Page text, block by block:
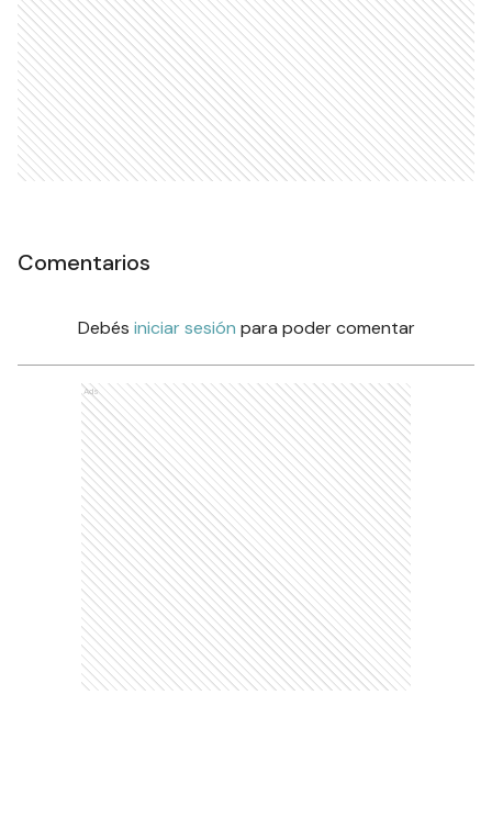
Comentarios
Debés iniciar sesión para poder comentar
Ads